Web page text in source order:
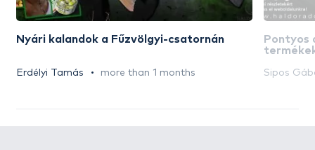
Nyári kalandok a Fűzvölgyi-csatornán
Erdélyi Tamás more than 1 months
Pontyos
Sipos